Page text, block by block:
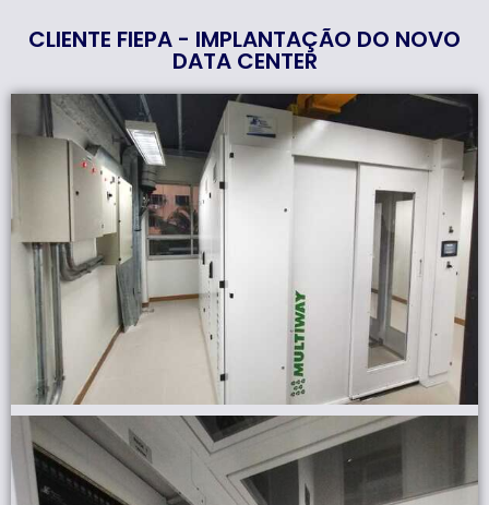
CLIENTE FIEPA - IMPLANTAÇÃO DO NOVO
DATA CENTER